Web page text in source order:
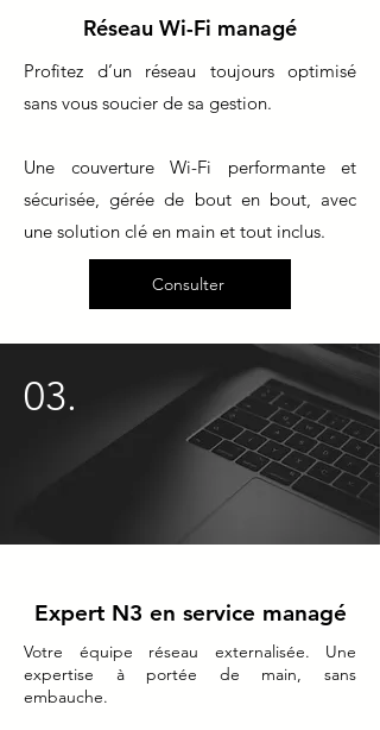
Réseau Wi-Fi managé
Profitez d’un réseau toujours optimisé
sans vous soucier de sa gestion.
Une couverture Wi-Fi performante et
sécurisée, gérée de bout en bout, avec
une solution clé en main et tout inclus.
Consulter
03.
Expert N3 en service managé
Votre équipe réseau externalisée. Une
expertise à portée de main, sans
embauche.